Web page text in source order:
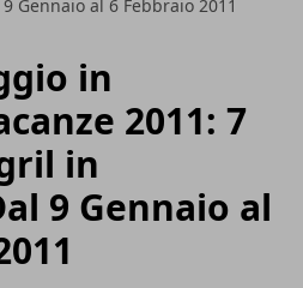
9 Gennaio al 6 Febbraio 2011
in
2011: 7
in
9 Gennaio al